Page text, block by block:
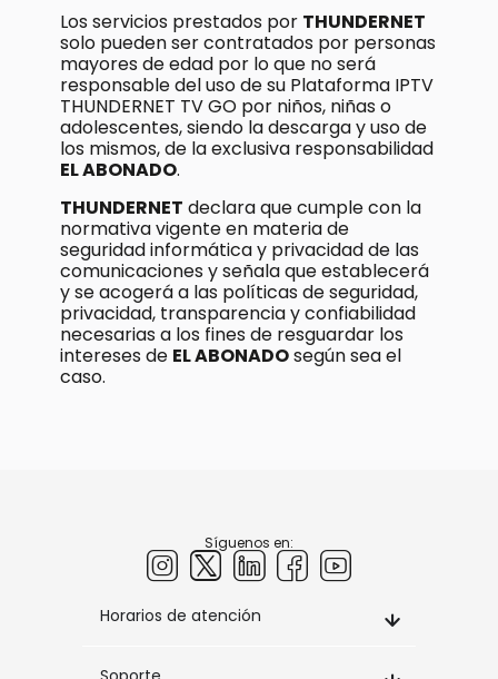
Los servicios prestados por THUNDERNET
solo pueden ser contratados por personas
mayores de edad por lo que no será
responsable del uso de su Plataforma IPTV
THUNDERNET TV GO por niños, niñas o
adolescentes, siendo la descarga y uso de
los mismos, de la exclusiva responsabilidad
EL ABONADO.
THUNDERNET declara que cumple con la
normativa vigente en materia de
seguridad informática y privacidad de las
comunicaciones y señala que establecerá
y se acogerá a las políticas de seguridad,
privacidad, transparencia y confiabilidad
necesarias a los fines de resguardar los
intereses de EL ABONADOsegún sea el
caso.
Síguenos en:
Horarios de atención